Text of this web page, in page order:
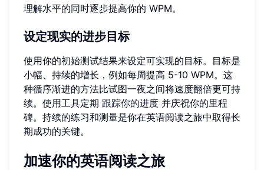
理解水平的同时逐步提高你的 WPM。
设定现实的进步目标
使用你的初始测试结果来设定可实现的目标。目标是
小幅、持续的增长，例如每周提高 5-10 WPM。这
种循序渐进的方法比试图一夜之间将速度翻倍更可持
续。使用工具定期 跟踪你的进度 并庆祝你的里程
碑。持续的练习和测量是你在英语阅读之旅中取得长
期成功的关键。
加速你的英语阅读之旅